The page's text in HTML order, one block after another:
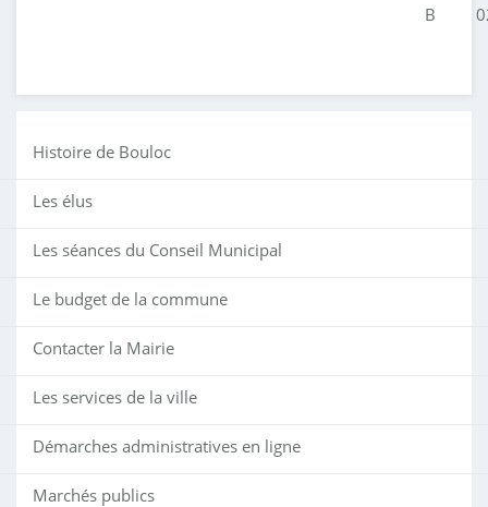
B
Histoire de Bouloc
Les élus
Les séances du Conseil Municipal
Le budget de la commune
Contacter la Mairie
Les services de la ville
Démarches administratives en ligne
Marchés publics